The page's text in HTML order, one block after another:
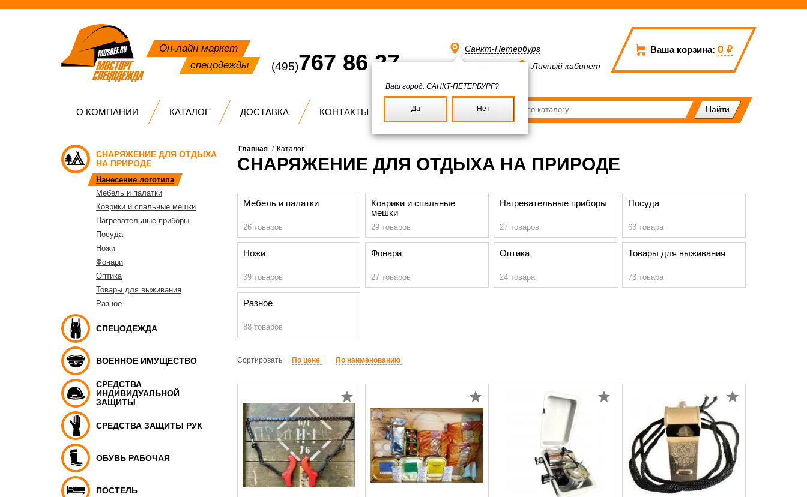
Он-лайн маркет
спецодежды
(495)767 86 27
Ваша корзина: 0 ₽
Санкт-Петербург
Ваш город: САНКТ-ПЕТЕРБУРГ?
Да Нет
Личный кабинет
О КОМПАНИИ КАТАЛОГ ДОСТАВКА КОНТАКТЫ
СНАРЯЖЕНИЕ ДЛЯ ОТДЫХА
НА ПРИРОДЕ
Нанесение логотипа
Мебель и палатки
Коврики и спальные мешки
Нагревательные приборы
Посуда
Ножи
Фонари
Оптика
Товары для выживания
Разное
СПЕЦОДЕЖДА
ВОЕННОЕ ИМУЩЕСТВО
СРЕДСТВА
ИНДИВИДУАЛЬНОЙ
ЗАЩИТЫ
СРЕДСТВА ЗАЩИТЫ РУК
ОБУВЬ РАБОЧАЯ
ПОСТЕЛЬ
Главная / Каталог
СНАРЯЖЕНИЕ ДЛЯ ОТДЫХА НА ПРИРОДЕ
Мебель и палатки
26 товаров
Коврики и спальные
мешки
29 товаров
Нагревательные приборы
27 товаров
Посуда
63 товара
Ножи
39 товаров
Фонари
27 товаров
Оптика
24 товара
Товары для выживания
73 товара
Разное
88 товаров
Сортировать: По цене По наименованию